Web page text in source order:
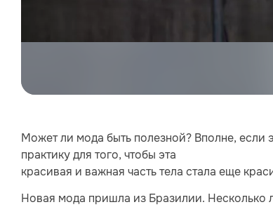
Может ли мода быть полезной? Вполне, если
практику для того, чтобы эта
красивая и важная часть тела стала еще
Новая мода пришла из Бразилии. Несколько